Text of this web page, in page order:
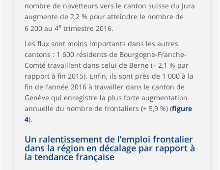
nombre de navetteurs vers le canton suisse du Jura
augmente de 2,2 % pour atteindre le nombre de
6 200 au 4e trimestre 2016.
Les flux sont moins importants dans les autres
cantons : 1 600 résidents de Bourgogne-Franche-
Comté travaillent dans celui de Berne (– 2,1 % par
rapport à fin 2015). Enfin, ils sont près de 1 000 à la
fin de l’année 2016 à travailler dans le canton de
Genève qui enregistre la plus forte augmentation
annuelle du nombre de frontaliers (+ 5,9 %) (figure
4).
Un ralentissement de l’emploi frontalier
dans la région en décalage par rapport à
la tendance française